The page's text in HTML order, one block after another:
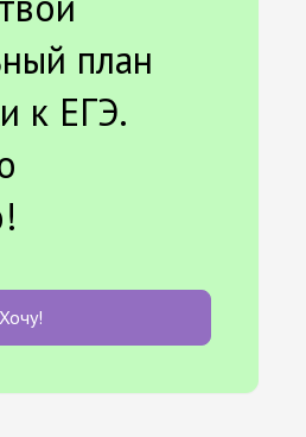
план
к ЕГЭ.
Хочу!